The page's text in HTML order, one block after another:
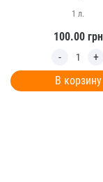
1 л.
100.00грн
В корзину